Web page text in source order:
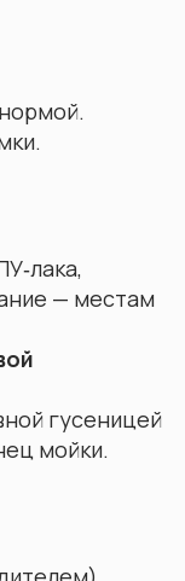
— местам
гусеницей
мойки.